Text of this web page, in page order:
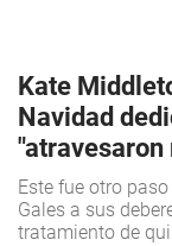
Kate
Navidad
Este fue otro
Gales a sus
tratamiento de